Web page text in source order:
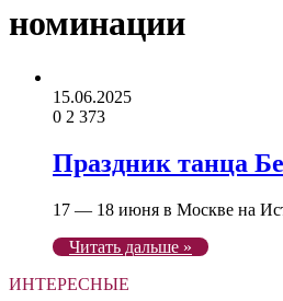
номинации
15.06.2025
0 2 373
Праздник танца
17 — 18 июня в Москве на
Читать дальше »
ИНТЕРЕСНЫЕ